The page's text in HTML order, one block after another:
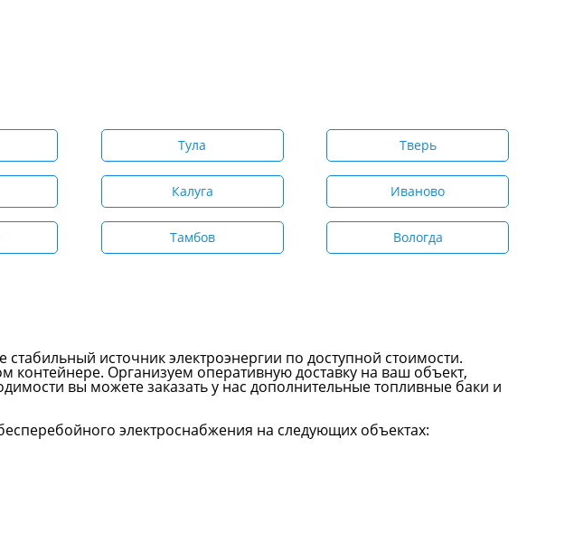
Тула Тверь
Калуга Иваново
Тамбов Вологда
источник электроэнергии по доступной стоимости.
контейнере. Организуем оперативную доставку на ваш объект,
вы можете заказать у нас дополнительные топливные баки и
электроснабжения на следующих объектах: